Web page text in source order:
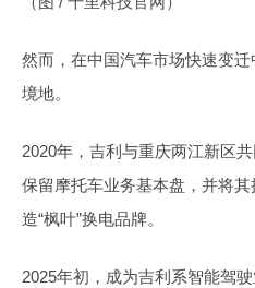
然而，在中国汽车市场快速变
境地。
2020年，吉利与重庆两江新区
保留摩托车业务基本盘，并将
造“枫叶”换电品牌。
2025年初，成为吉利系智能驾